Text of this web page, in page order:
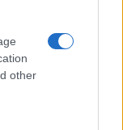
other